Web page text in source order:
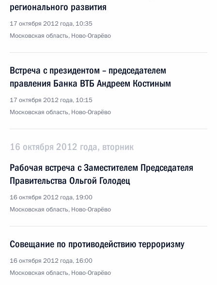
регионального развития
17 октября 2012 года, 10:35
Московская область, Ново-Огарёво
Встреча с президентом – председателем
правления Банка ВТБ Андреем Костиным
17 октября 2012 года, 10:15
Московская область, Ново-Огарёво
16 октября 2012 года, вторник
Рабочая встреча с Заместителем Председателя
Правительства Ольгой Голодец
16 октября 2012 года, 19:00
Московская область, Ново-Огарёво
Совещание по противодействию терроризму
16 октября 2012 года, 16:00
Московская область, Ново-Огарёво